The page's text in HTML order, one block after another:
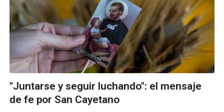
"Juntarse y seguir luchando": el mensaje
de fe por San Cayetano